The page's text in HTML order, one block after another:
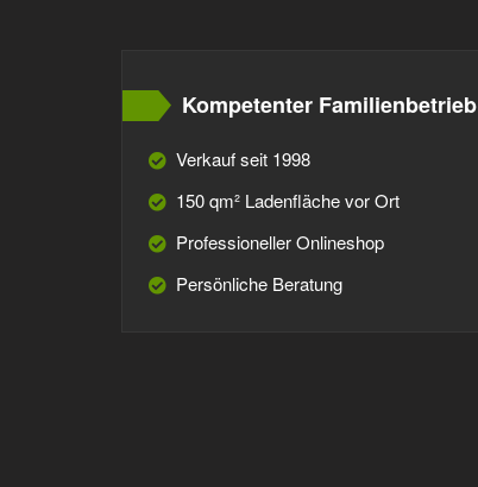
Kompetenter Familienbetrieb
Verkauf seit 1998
150 qm² Ladenfläche vor Ort
Professioneller Onlineshop
Persönliche Beratung